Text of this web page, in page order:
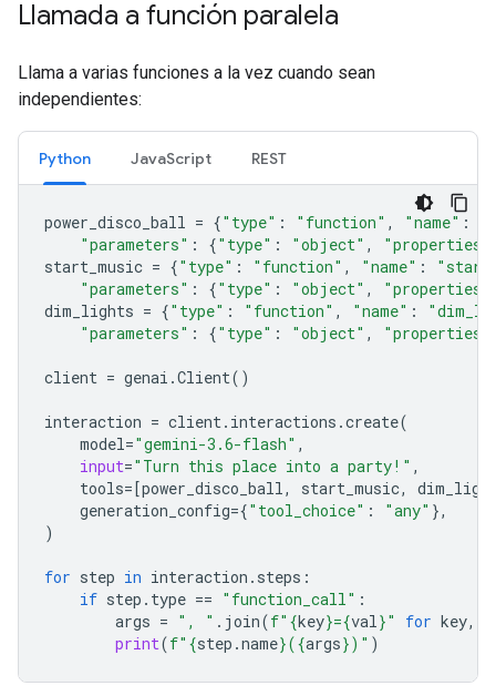
Llamada a función paralela
Llama a varias funciones a la vez cuando sean
independientes:
Python JavaScript REST
power_disco_ball = {"type" : "function" , "name" :
"parameters" : {"type" : "object" , "properties"
start_music = {"type" : "function" , "name" :
"parameters" : {"type" : "object" , "properties"
dim_lights = {"type" : "function" , "name" :
"parameters" : {"type" : "object" , "properties"
client = genai .Client()
interaction = client. interactions .create(
model="gemini-3.6-flash" ,
input="Turn this place into a party!" ,
tools= [power_disco_ball, start_music,
generation_config={"tool_choice" : "any" },
)
for step in interaction . steps :
if step . type == "function_call" :
args = ", " . join(f" {key}={val}" for key,
print(f" {step .name}({args})" )